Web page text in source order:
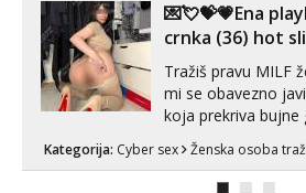
💌💘💝💗Ena
crnka (36) hot
Tražiš pravu MILF
mi se obavezno
koja prekriva bujne
vidio, čista
bolje da ni ne
koje će ti se
Kategorija: Cyber sex Ženska osoba